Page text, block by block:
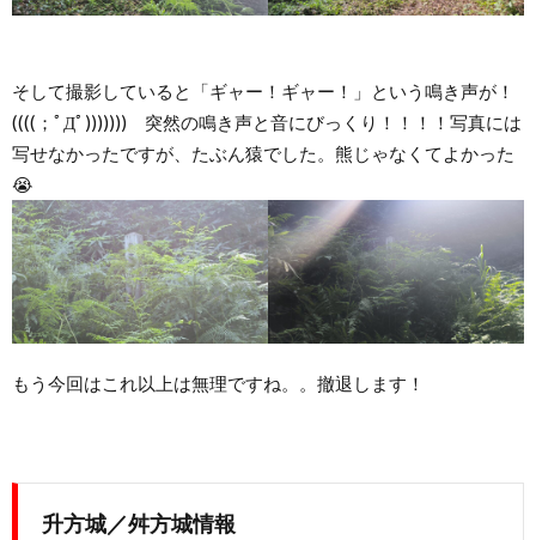
そして撮影していると「ギャー！ギャー！」という鳴き声が！
((((；ﾟДﾟ))))))) 突然の鳴き声と音にびっくり！！！！写真には
写せなかったですが、たぶん猿でした。熊じゃなくてよかった
😭
もう今回はこれ以上は無理ですね。。撤退します！
升方城／舛方城情報